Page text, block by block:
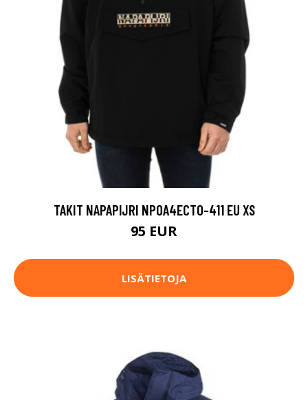
TAKIT NAPAPIJRI NP0A4ECT0-411 EU XS
95 EUR
LISÄTIETOJA